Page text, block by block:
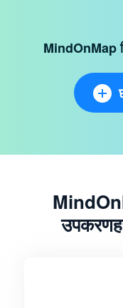
MindOnMap